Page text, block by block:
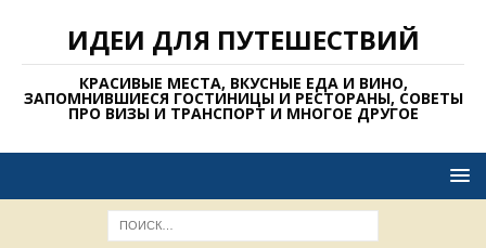
ИДЕИ ДЛЯ ПУТЕШЕСТВИЙ
КРАСИВЫЕ МЕСТА, ВКУСНЫЕ ЕДА И ВИНО,
ЗАПОМНИВШИЕСЯ ГОСТИНИЦЫ И РЕСТОРАНЫ, СОВЕТЫ
ПРО ВИЗЫ И ТРАНСПОРТ И МНОГОЕ ДРУГОЕ